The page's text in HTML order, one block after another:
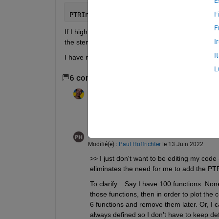
PTRIn = @(x) plot(1:length(x),
If I highlight a variable in the Workspace, and hit
the stem button, I get msg: "Warning: Using only
I have releases R2020a, R2021a, R2021b, and
6 commentaires
Paul Hoffrichter
Modifié(e) : Paul Hoffrichter le 13 Juin 2022
>> I just don't want to be editing my
eliminates the need for me to add the
To clarify... Say I have 100 functions.
those functions, then in order to plot the
6 functions and remove them later. Or, I
always defined so I don't have to keep